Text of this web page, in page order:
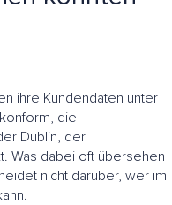
ihre Kundendaten unter
die
Dublin, der
Was dabei oft übersehen
nicht darüber, wer im